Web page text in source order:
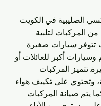
الصليبية في الكويت
المركبات لتلبية
تتوفر سيارات صغيرة
أكبر للعائلات أو
تتميز المركبات
وتحتوي على تكييف هواء
يتم صيانة المركبات